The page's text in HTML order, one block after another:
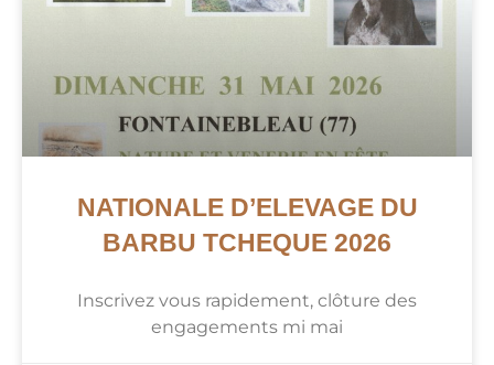
NATIONALE D’ELEVAGE DU
BARBU TCHEQUE 2026
Inscrivez vous rapidement, clôture des
engagements mi mai